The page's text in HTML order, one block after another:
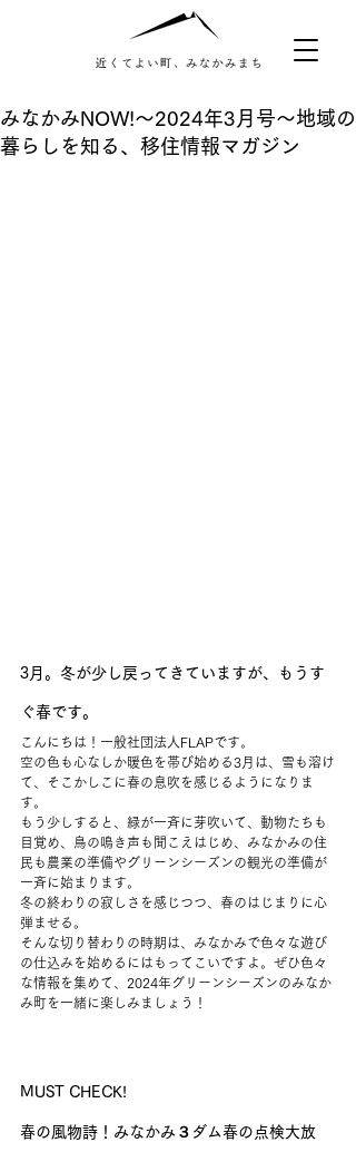
みなかみNOW!〜2024年3月号〜地域の
暮らしを知る、移住情報マガジン
3月。冬が少し戻ってきていますが、もうす
ぐ春です。
こんにちは！一般社団法人FLAPです。
空の色も心なしか暖色を帯び始める3月は、雪も溶け
て、そこかしこに春の息吹を感じるようになりま
す。
もう少しすると、緑が一斉に芽吹いて、動物たちも
目覚め、鳥の鳴き声も聞こえはじめ、みなかみの住
民も農業の準備やグリーンシーズンの観光の準備が
一斉に始まります。
冬の終わりの寂しさを感じつつ、春のはじまりに心
弾ませる。
そんな切り替わりの時期は、みなかみで色々な遊び
の仕込みを始めるにはもってこいですよ。ぜひ色々
な情報を集めて、2024年グリーンシーズンのみなか
み町を一緒に楽しみましょう！
MUST CHECK!
春の風物詩！みなかみ３ダム春の点検大放